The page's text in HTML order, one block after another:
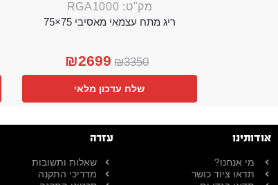
מק"ט: RGA1000
ריג מתח עצמאי מאסיבי 75×75
₪3350
₪2699
שלח עדכון מלאי
אודותינו
מי אנחנו?
תדאו ציוד כושר
עזרה
שאלות ותשובות
מדריכי התקנה